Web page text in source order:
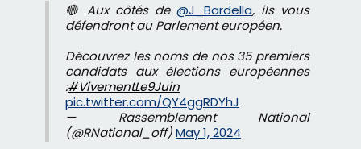
🔴 Aux côtés de @J_Bardella, ils vous
défendront au Parlement européen.
Découvrez les noms de nos 35 premiers
candidats aux élections européennes
:#VivementLe9Juin
pic.twitter.com/QY4ggRDYhJ
— Rassemblement National
(@RNational_off)May 1, 2024